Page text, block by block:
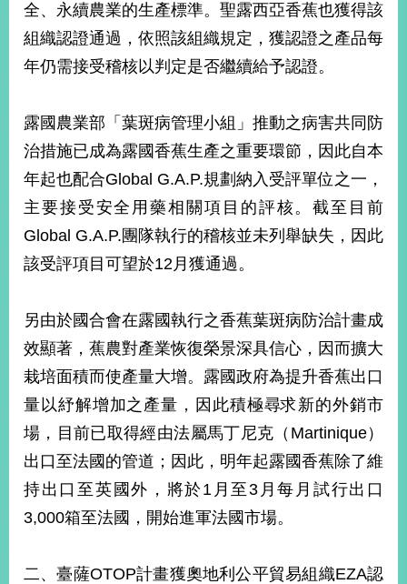
全、永續農業的生產標準。聖露西亞香蕉也獲得該
組織認證通過，依照該組織規定，獲認證之產品每
年仍需接受稽核以判定是否繼續給予認證。
露國農業部「葉斑病管理小組」推動之病害共同防
治措施已成為露國香蕉生產之重要環節，因此自本
年起也配合Global G.A.P.規劃納入受評單位之一，
主要接受安全用藥相關項目的評核。截至目前
Global G.A.P.團隊執行的稽核並未列舉缺失，因此
該受評項目可望於12月獲通過。
另由於國合會在露國執行之香蕉葉斑病防治計畫成
效顯著，蕉農對產業恢復榮景深具信心，因而擴大
栽培面積而使產量大增。露國政府為提升香蕉出口
量以紓解增加之產量，因此積極尋求新的外銷市
場，目前已取得經由法屬馬丁尼克（Martinique）
出口至法國的管道；因此，明年起露國香蕉除了維
持出口至英國外，將於1月至3月每月試行出口
3,000箱至法國，開始進軍法國市場。
二、臺薩OTOP計畫獲奧地利公平貿易組織EZA認